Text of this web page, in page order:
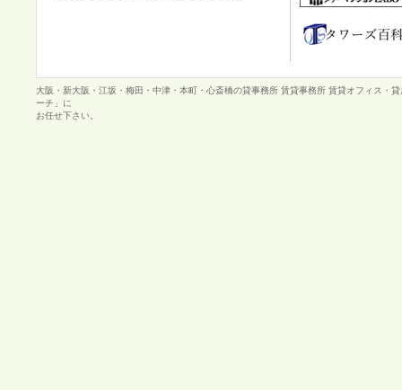
大阪・新大阪・江坂・梅田・中津・本町・心斎橋の貸事務所 賃貸事務所 賃貸オフィス・
ーチ」に
お任せ下さい。